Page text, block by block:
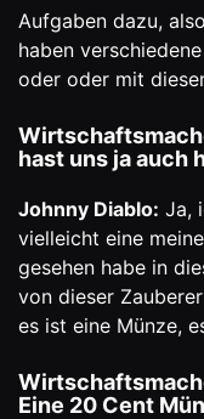
Aufgaben dazu,
haben
oder oder mit
hast uns ja auch
Johnny Diablo: Ja,
vielleicht eine
gesehen habe in
von dieser
es ist eine Münze,
Eine 20 Cent